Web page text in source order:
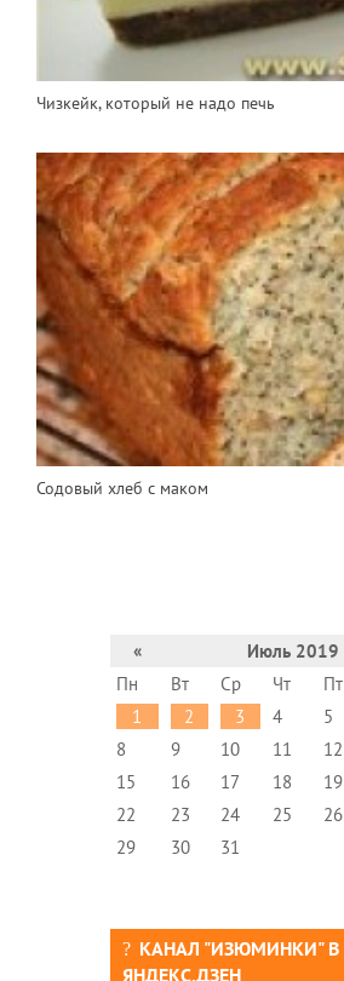
Чизкейк, который не надо печь
Содовый хлеб с маком
« Июль 2019
Пн
Вт Ср Чт Пт
1
2 3 4 5
8
9 10 11 12
15
16 17 18 19
22
23 24 25 26
29
30 31
КАНАЛ "ИЗЮМИНКИ" В
ЯНДЕКС.ДЗЕН